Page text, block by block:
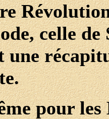
celle
une
pour